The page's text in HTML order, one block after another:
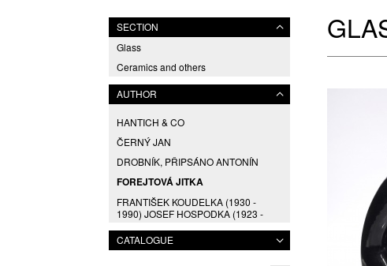
SECTION
Glass
Ceramics and others
AUTHOR
HANTICH & CO
ČERNÝ JAN
DROBNÍK, PŘIPSÁNO ANTONÍN
FOREJTOVÁ JITKA
FRANTIŠEK KOUDELKA (1930 -
1990) JOSEF HOSPODKA (1923 -
GABRHEL JAN
CATALOGUE